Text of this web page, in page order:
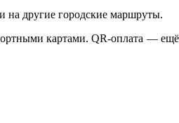
на другие городские маршруты.
картами. QR-оплата — ещё